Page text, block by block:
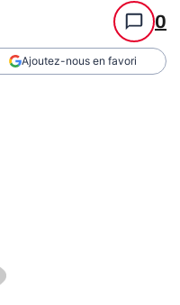
0
Ajoutez-nous en favori